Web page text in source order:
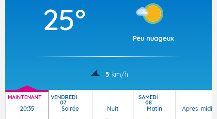
25°
Peu nuageux
5 km/h
MAINTENANT
20:35
VENDREDI
07
Soirée Nuit
SAMEDI
08
Matin Après-midi